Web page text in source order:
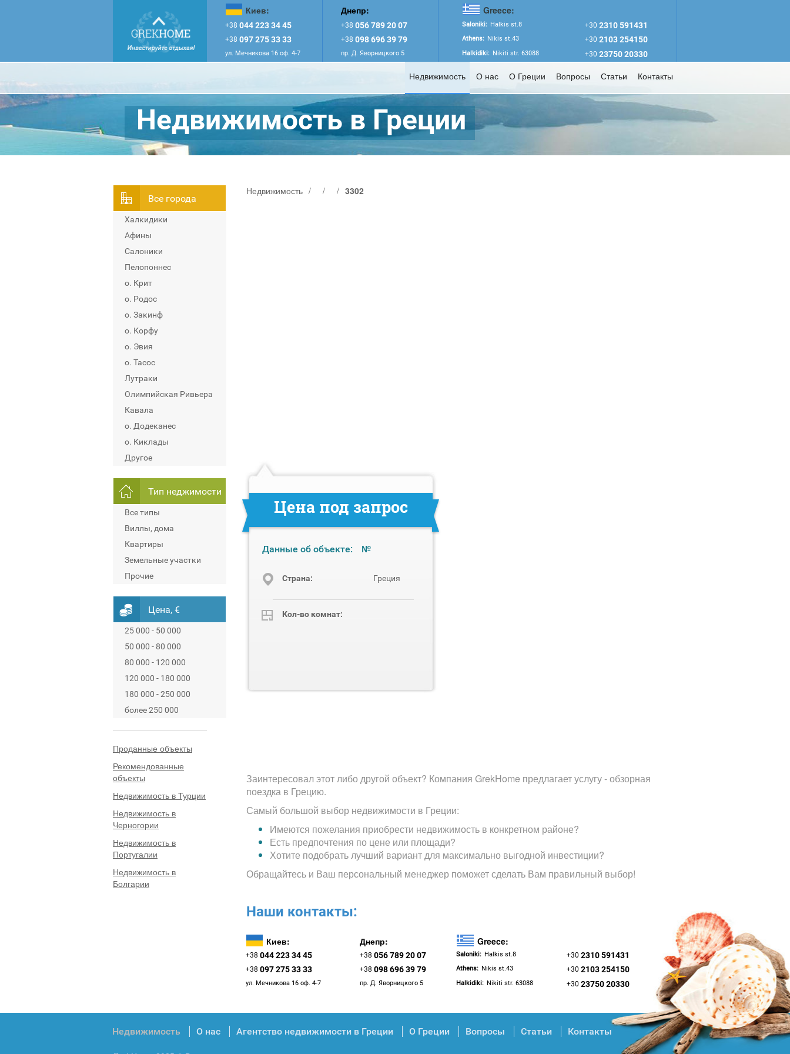
Киев: Днепр: Greece:
+38 044 223 34 45 +38 056 789 20 07 Saloniki: Halkis st.8 +30 2310 591431
+38 097 275 33 33 +38 098 696 39 79 Athens: Nikis st.43 +30 2103 254150
ул. Мечникова 16 оф. 4-7 пр. Д. Яворницкого 5 Halkidiki: Nikiti str. 63088 +30 23750 20330
Недвижимость О нас О Греции Вопросы Статьи Контакты
Недвижимость в Греции
Всe города
Халкидики
Афины
Салоники
Пелопоннес
о. Крит
о. Родос
о. Закинф
о. Корфу
о. Эвия
о. Тасос
Лутраки
Олимпийская Ривьера
Кавала
о. Додеканес
о. Киклады
Другое
Тип неджимости
Все типы
Виллы, дома
Квартиры
Земельные участки
Прочие
Цена, €
25 000 - 50 000
50 000 - 80 000
80 000 - 120 000
120 000 - 180 000
180 000 - 250 000
более 250 000
Проданные объекты
Рекомендованные
объекты
Недвижимость в Турции
Недвижимость в
Черногории
Недвижимость в
Португалии
Недвижимость в
Болгарии
Недвижимость / / / 3302
Цена под запрос
Данные об объекте: №
Cтрана: Греция
Кол-во комнат:
Заинтересовал этот либо другой объект? Компания GrekHome предлагает услугу - обзорная
поездка в Грецию.
Самый большой выбор недвижимости в Греции:
Имеются пожелания приобрести недвижимость в конкретном районе?
Есть предпочтения по цене или площади?
Хотите подобрать лучший вариант для максимально выгодной инвестиции?
Обращайтесь и Ваш персональный менеджер поможет сделать Вам правильный выбор!
Наши контакты:
Киев: Днепр: Greece:
+38 044 223 34 45 +38 056 789 20 07 Saloniki: Halkis st.8 +30 2310 591431
+38 097 275 33 33 +38 098 696 39 79 Athens: Nikis st.43 +30 2103 254150
ул. Мечникова 16 оф. 4-7 пр. Д. Яворницкого 5 Halkidiki: Nikiti str. 63088 +30 23750 20330
Недвижимость О нас Агентство недвижимости в Греции О Греции Вопросы Статьи Контакты